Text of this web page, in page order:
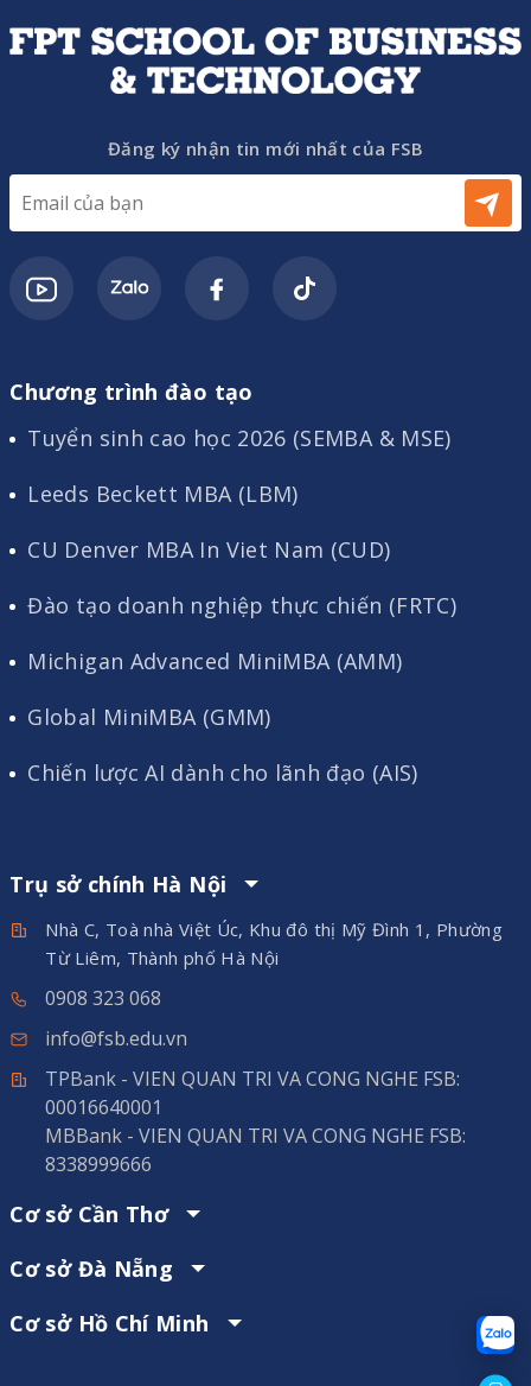
Đăng ký nhận tin mới nhất của FSB
Chương trình đào tạo
Tuyển sinh cao học 2026 (SEMBA & MSE)
Leeds Beckett MBA (LBM)
CU Denver MBA In Viet Nam (CUD)
Đào tạo doanh nghiệp thực chiến (FRTC)
Michigan Advanced MiniMBA (AMM)
Global MiniMBA (GMM)
Chiến lược AI dành cho lãnh đạo (AIS)
Trụ sở chính Hà Nội
Nhà C, Toà nhà Việt Úc, Khu đô thị Mỹ Đình 1, Phường
Từ Liêm, Thành phố Hà Nội
0908 323 068
info@fsb.edu.vn
TPBank - VIEN QUAN TRI VA CONG NGHE FSB:
00016640001
MBBank - VIEN QUAN TRI VA CONG NGHE FSB:
8338999666
Cơ sở Cần Thơ
Cơ sở Đà Nẵng
Cơ sở Hồ Chí Minh